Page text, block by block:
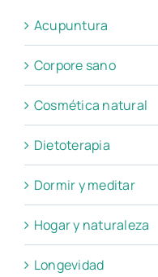
Acupuntura
Corpore sano
Cosmética natural
Dietoterapia
Dormir y meditar
Hogar y naturaleza
Longevidad